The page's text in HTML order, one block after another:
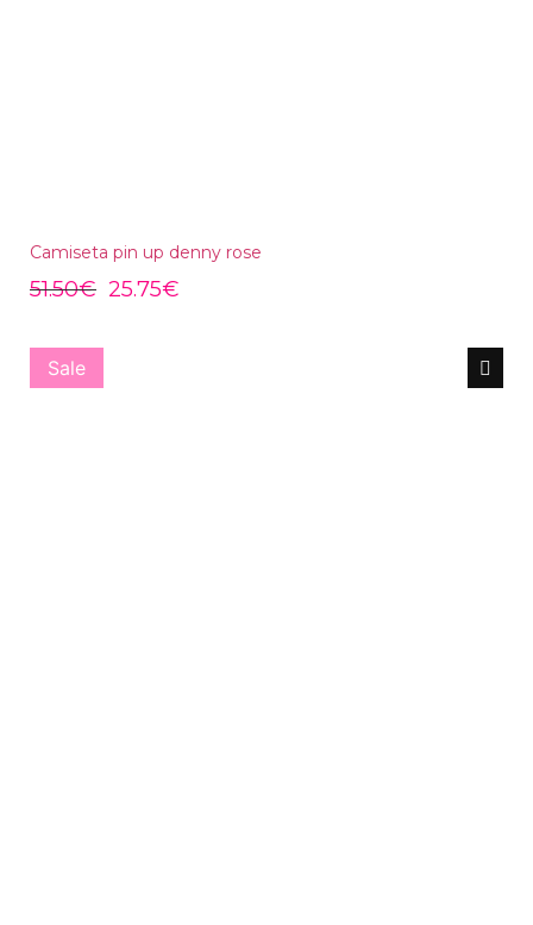
Camiseta pin up denny rose
51.50€ 25.75€
Sale